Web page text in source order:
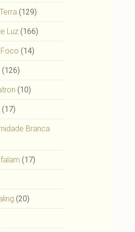
(129)
Luz (166)
(14)
(126)
(10)
(17)
Branca
(17)
(20)